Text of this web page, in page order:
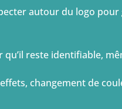
autour du logo
qu’il reste identifiable,
changement de